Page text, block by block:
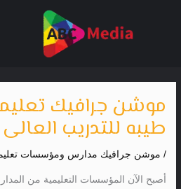
موشن جرافيك
طيبه للتدريب
/ موشن جرافيك مدارس ومؤسسات
أصبح الآن المؤسسات التعليمية من